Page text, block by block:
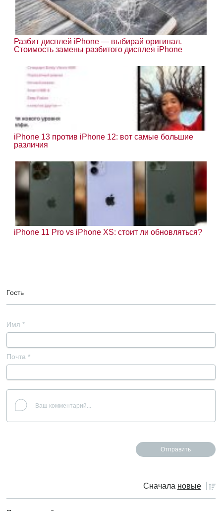
Разбит дисплей iPhone — выбирай оригинал.
Стоимость замены разбитого дисплея iPhone
iPhone 13 против iPhone 12: вот самые большие
различия
iPhone 11 Pro vs iPhone XS: стоит ли обновляться?
Гость
Имя *
Почта *
Сначала новые